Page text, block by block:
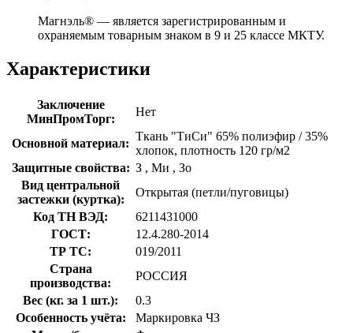
Магнэль® — является зарегистрированным и
охраняемым товарным знаком в 9 и 25 классе МКТУ.
Характеристики
Заключение
МинПромТорг:
Нет
Основной материал:
Ткань "ТиСи" 65% полиэфир / 35%
хлопок, плотность 120 гр/м2
Защитные свойства: З , Ми , Зо
Вид центральной
застежки (куртка):
Открытая (петли/пуговицы)
Код ТН ВЭД:
6211431000
ГОСТ:
12.4.280-2014
ТР ТС:
019/2011
Страна
производства:
РОССИЯ
Вес (кг. за 1 шт.):
0.3
Особенность учёта:
Маркировка ЧЗ